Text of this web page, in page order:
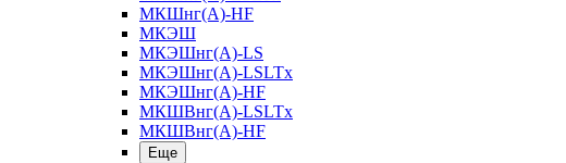
МКШнг(А)-HF
МКЭШ
МКЭШнг(А)-LS
МКЭШнг(А)-LSLTx
МКЭШнг(А)-HF
МКШВнг(A)-LSLTx
МКШВнг(А)-HF
Еще